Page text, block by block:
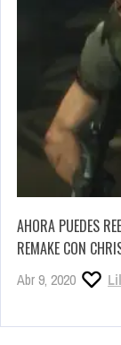
AHORA PUEDES
REMAKE CON
Abr 9, 2020